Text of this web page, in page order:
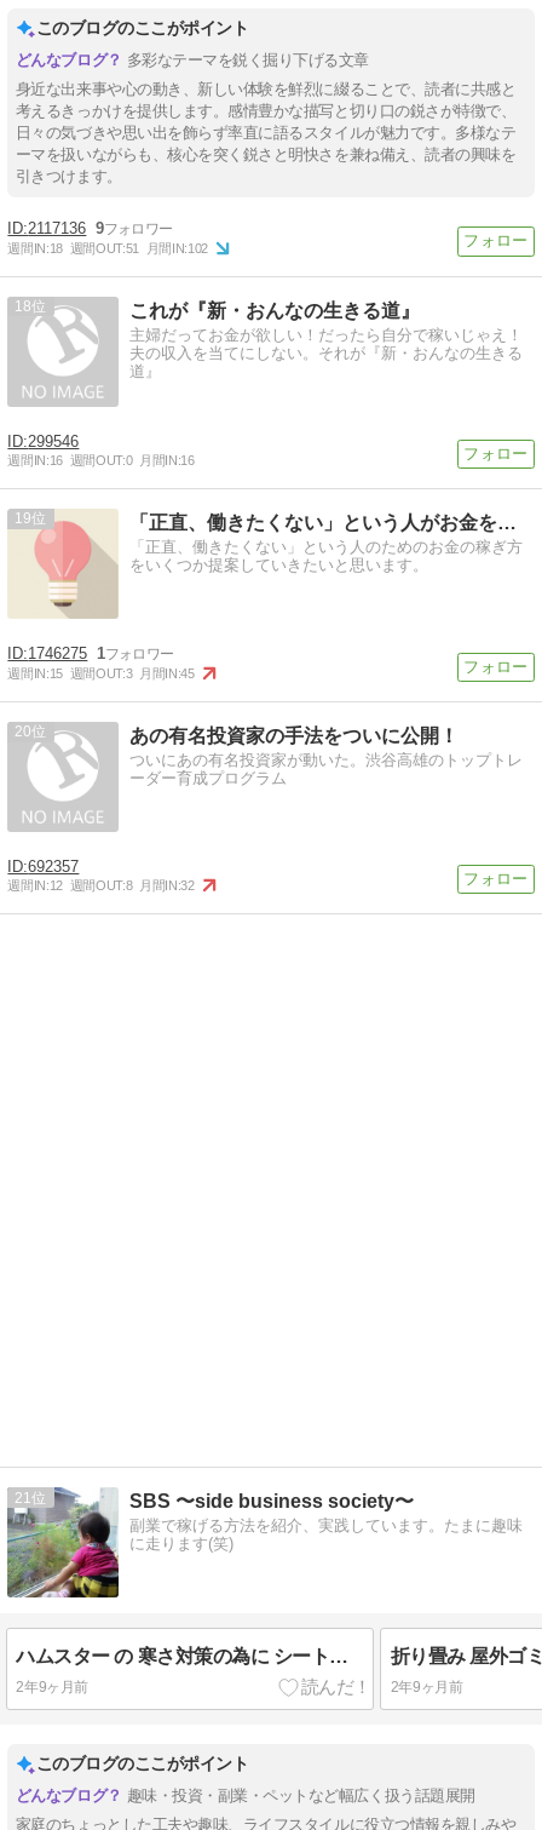
このブログのここがポイント
多彩なテーマを鋭く掘り下げる文章
身近な出来事や心の動き、新しい体験を鮮烈に綴ることで、読者に共感と
考えるきっかけを提供します。感情豊かな描写と切り口の鋭さが特徴で、
日々の気づきや思い出を飾らず率直に語るスタイルが魅力です。多様なテ
ーマを扱いながらも、核心を突く鋭さと明快さを兼ね備え、読者の興味を
引きつけます。
2117136 9
週間IN:18 週間OUT:51 月間IN:102
18 これが『新・おんなの生きる道』
主婦だってお金が欲しい！だったら自分で稼いじゃえ！
夫の収入を当てにしない。それが『新・おんなの生きる
道』
299546
週間IN:16 週間OUT:0 月間IN:16
19 「正直、働きたくない」という人がお金を稼ぐ方法
「正直、働きたくない」という人のためのお金の稼ぎ方
をいくつか提案していきたいと思います。
1746275 1
週間IN:15 週間OUT:3 月間IN:45
20 あの有名投資家の手法をついに公開！
ついにあの有名投資家が動いた。渋谷高雄のトップトレ
ーダー育成プログラム
692357
週間IN:12 週間OUT:8 月間IN:32
21 SBS 〜side business society〜
副業で稼げる方法を紹介、実践しています。たまに趣味
に走ります(笑)
ハムスター の 寒さ対策の為に シートヒーター を設置しました！
2年9ヶ月前 2年9ヶ月前
このブログのここがポイント
趣味・投資・副業・ペットなど幅広く扱う話題展開
家庭のちょっとした工夫や趣味、ライフスタイルに役立つ情報を親しみや